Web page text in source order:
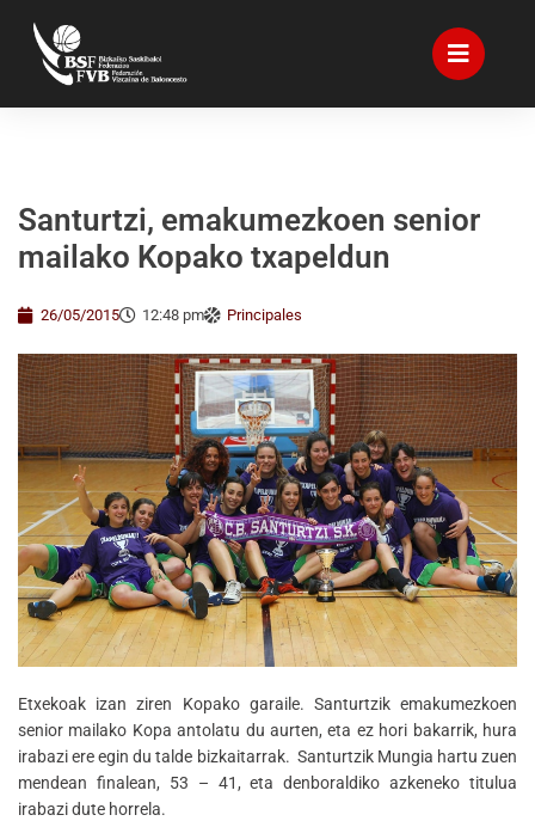
Santurtzi, emakumezkoen senior
mailako Kopako txapeldun
26/05/2015 12:48 pm Principales
Etxekoak izan ziren Kopako garaile. Santurtzik emakumezkoen
senior mailako Kopa antolatu du aurten, eta ez hori bakarrik, hura
irabazi ere egin du talde bizkaitarrak. Santurtzik Mungia hartu zuen
mendean finalean, 53 – 41, eta denboraldiko azkeneko titulua
irabazi dute horrela.